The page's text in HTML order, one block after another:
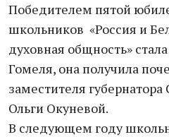
Победителем пятой
школьников «Россия и
духовная общность»
Гомеля, она получила
заместителя
Ольги Окуневой.
В следующем году